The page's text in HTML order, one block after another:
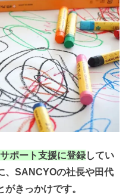
ポート支援に登録してい
、SANCYOの社長や田代
きっかけです。